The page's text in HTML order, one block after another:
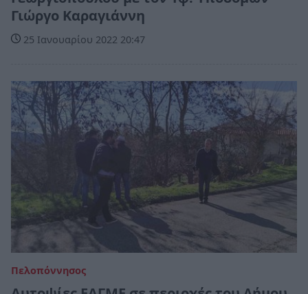
Γιώργο Καραγιάννη
25 Ιανουαρίου 2022 20:47
Πελοπόννησος